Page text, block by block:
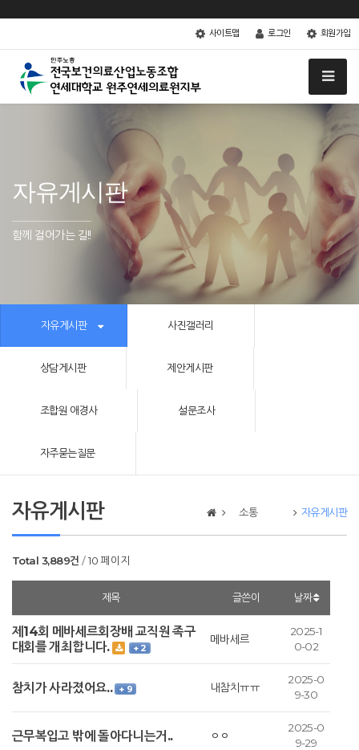
사이트맵 로그인 회원가입
자유게시판
함께 걸어가는 길!!
자유게시판 사진갤러리
상담게시판 제안게시판
조합원 애경사 설문조사
자주묻는질문
자유게시판 소통 자유게시판
Total 3,889건 10 페이지
제목 글쓴이 날짜
제14회 메바세르회장배 교직원 족구
대회를 개최합니다.
+ 2
메바세르
2025-1
0-02
참치가 사라졌어요.. + 9 내참치ㅠㅠ
2025-0
9-30
근무복입고 밖에 돌아다니는거.. ㅇㅇ
2025-0
9-29